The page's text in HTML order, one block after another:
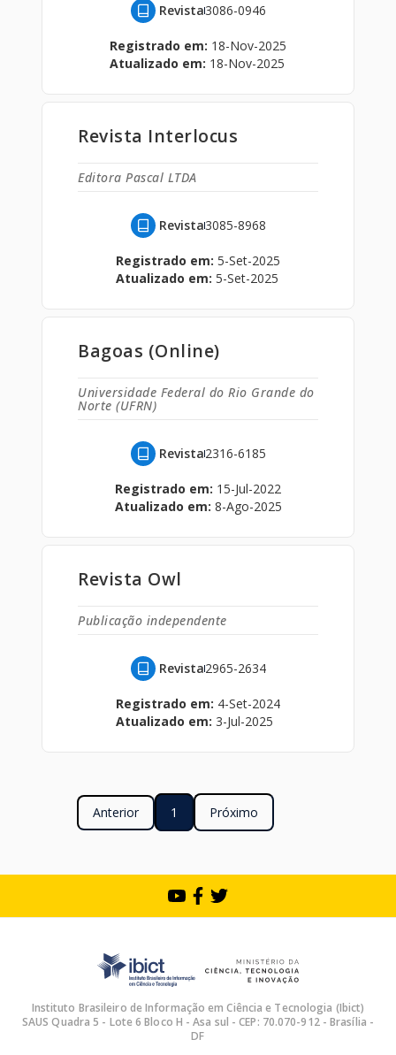
Revista3086-0946
Registrado em: 18-Nov-2025
Atualizado em: 18-Nov-2025
Revista Interlocus
Editora Pascal LTDA
Revista3085-8968
Registrado em: 5-Set-2025
Atualizado em: 5-Set-2025
Bagoas (Online)
Universidade Federal do Rio Grande do
Norte (UFRN)
Revista2316-6185
Registrado em: 15-Jul-2022
Atualizado em: 8-Ago-2025
Revista Owl
Publicação independente
Revista2965-2634
Registrado em: 4-Set-2024
Atualizado em: 3-Jul-2025
Anterior 1 Próximo
Instituto Brasileiro de Informação em Ciência e Tecnologia (Ibict)
SAUS Quadra 5 - Lote 6 Bloco H - Asa sul - CEP: 70.070-912 - Brasília -
DF